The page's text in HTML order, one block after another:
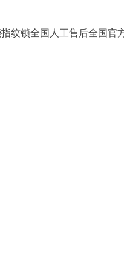
纹锁全国人工售后全国官